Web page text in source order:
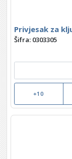
Privjesak za
Šifra: 0303305
+10